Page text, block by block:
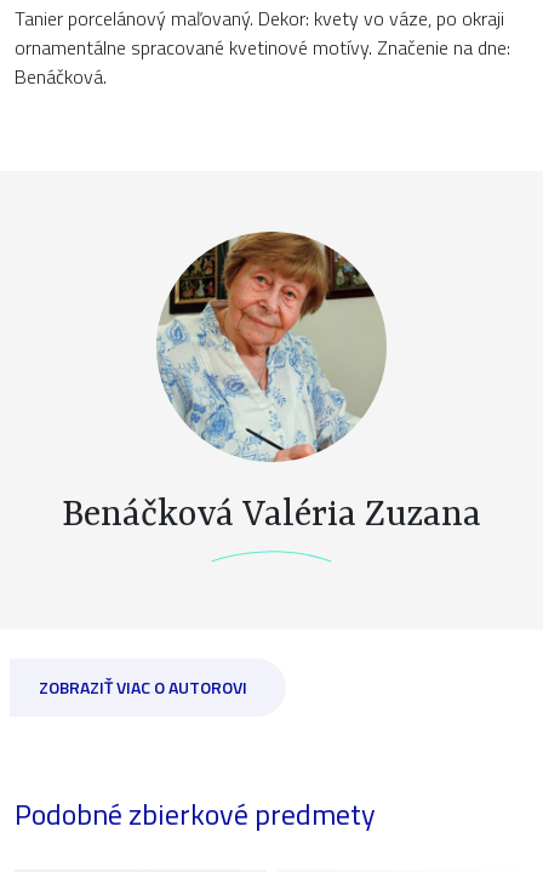
Tanier porcelánový maľovaný. Dekor: kvety vo váze, po okraji
ornamentálne spracované kvetinové motívy. Značenie na dne:
Benáčková.
Benáčková Valéria Zuzana
ZOBRAZIŤ VIAC O AUTOROVI
Podobné zbierkové predmety